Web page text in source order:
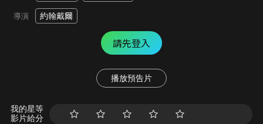
導演 約翰戴爾
請先登入
播放預告片
我的星等
影片給分